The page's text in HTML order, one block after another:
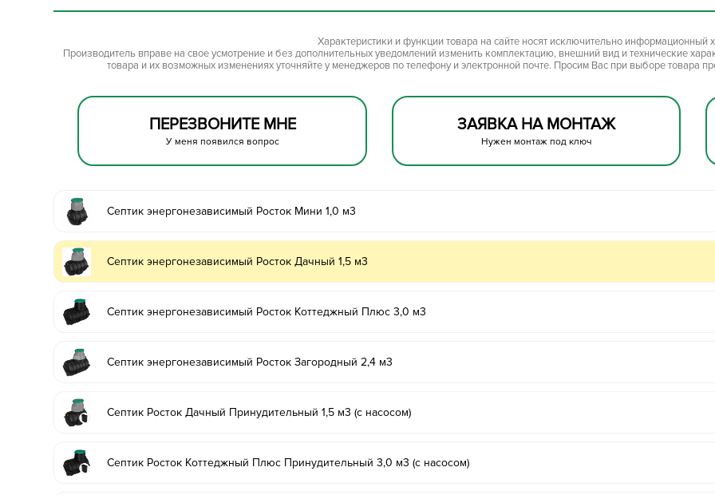
Характеристики и функции товара на сайте носят исключительно информационный
Производитель вправе на свое усмотрение и без дополнительных уведомлений изменить комплектацию, внешний вид и технические
товара и их возможных изменениях уточняйте у менеджеров по телефону и электронной почте. Просим Вас при выборе товара
ПЕРЕЗВОНИТЕ МНЕ
У меня появился вопрос
ЗАЯВКА НА МОНТАЖ
Нужен монтаж под ключ
Септик энергонезависимый Росток Мини 1,0 м3
Септик энергонезависимый Росток Дачный 1,5 м3
Септик энергонезависимый Росток Коттеджный Плюс 3,0 м3
Септик энергонезависимый Росток Загородный 2,4 м3
Септик Росток Дачный Принудительный 1,5 м3 (с насосом)
Септик Росток Коттеджный Плюс Принудительный 3,0 м3 (с насосом)